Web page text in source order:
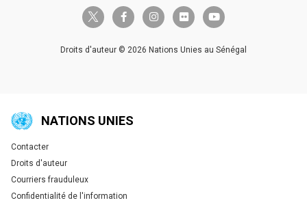
twitter-x facebook-finstagramflickr youtube
Droits d'auteur © 2026 Nations Unies au Sénégal
NATIONS UNIES
Global U.N. menu
Contacter
Droits d'auteur
Courriers frauduleux
Confidentialité de l'information